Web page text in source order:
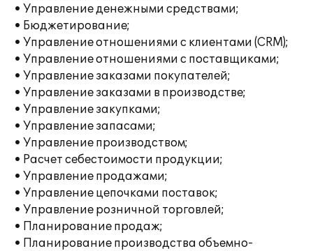
• Управление денежными средствами;
• Бюджетирование;
• Управление отношениями с клиентами (CRM);
• Управление отношениями с поставщиками;
• Управление заказами покупателей;
• Управление заказами в производстве;
• Управление закупками;
• Управление запасами;
• Управление производством;
• Расчет себестоимости продукции;
• Управление продажами;
• Управление цепочками поставок;
• Управление розничной торговлей;
• Планирование продаж;
• Планирование производства объемно-